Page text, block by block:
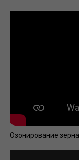
Озонирование